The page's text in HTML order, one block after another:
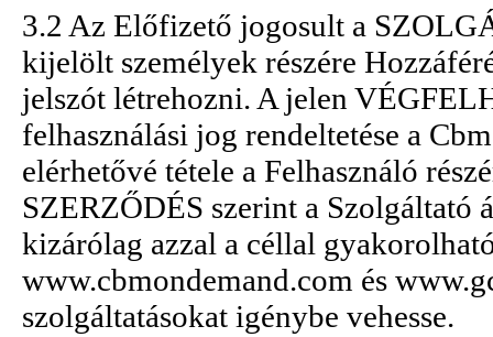
3.2 Az Előfizető jogosult a
kijelölt személyek részére
jelszót létrehozni. A jelen
felhasználási jog rendeltetése a
elérhetővé tétele a Felhasználó
SZERZŐDÉS szerint a
kizárólag azzal a céllal
www.cbmondemand.com és
szolgáltatásokat igénybe vehesse.